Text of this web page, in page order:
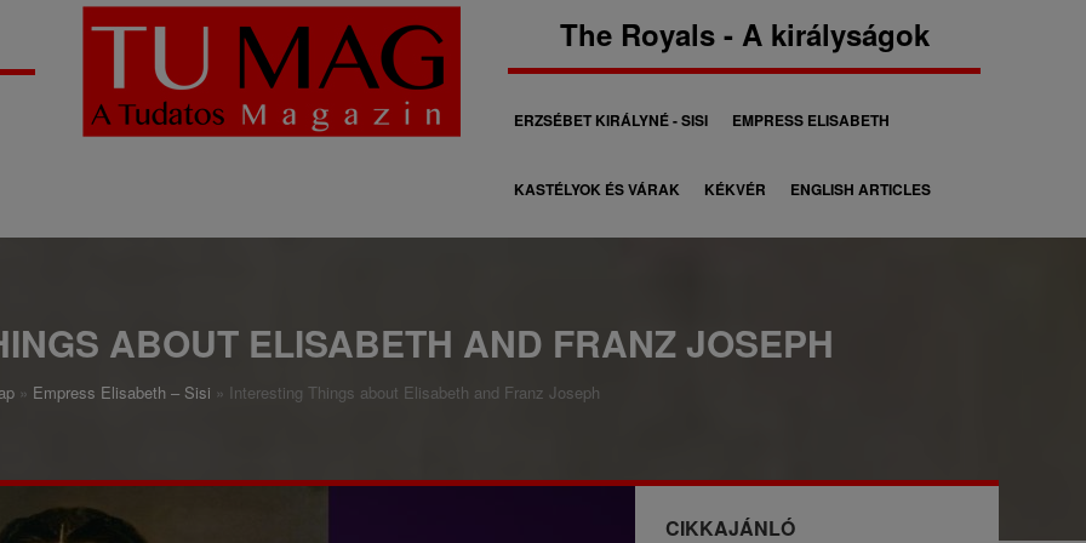
The Royals - A királyságok
M
á
s
o
l
a
g
s
ERZSÉBET KIRÁLYNÉ - SISI EMPRESS ELISABETH
KASTÉLYOK ÉS VÁRAK KÉKVÉR ENGLISH ARTICLES
ABOUT ELISABETH AND FRANZ JOSEPH
Empress Elisabeth – Sisi Interesting Things about Elisabeth and Franz Joseph
CIKKAJÁNLÓ